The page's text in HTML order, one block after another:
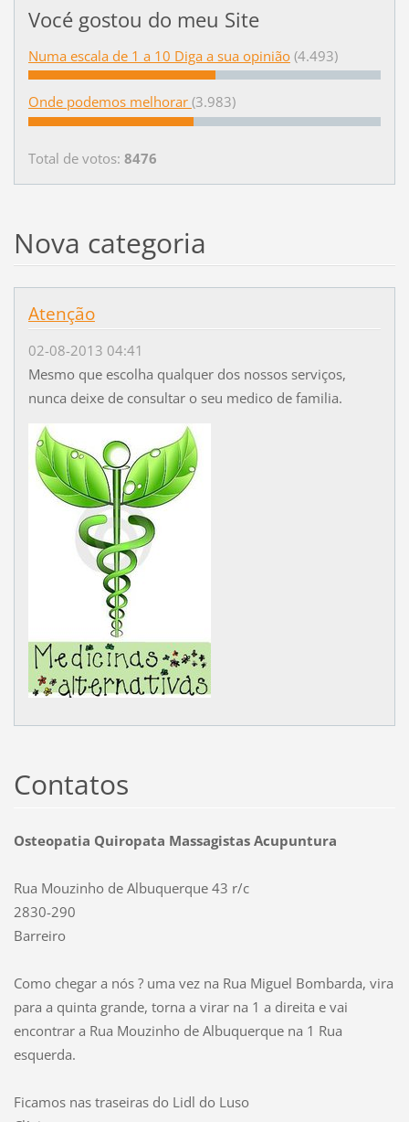
Vocé gostou do meu Site
Numa escala de 1 a 10 Diga a sua opinião (4.493)
Onde podemos melhorar (3.983)
Total de votos: 8476
Nova categoria
Atenção
02-08-2013 04:41
Mesmo que escolha qualquer dos nossos serviços,
nunca deixe de consultar o seu medico de familia.
Contatos
Osteopatia Quiropata Massagistas Acupuntura
Rua Mouzinho de Albuquerque 43 r/c
2830-290
Barreiro
Como chegar a nós ? uma vez na Rua Miguel Bombarda, vira
para a quinta grande, torna a virar na 1 a direita e vai
encontrar a Rua Mouzinho de Albuquerque na 1 Rua
esquerda.
Ficamos nas traseiras do Lidl do Luso